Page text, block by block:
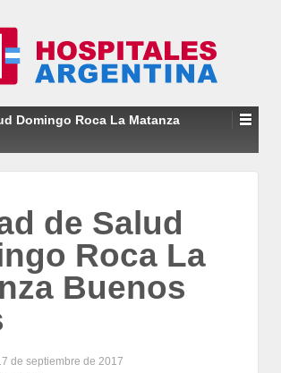
Domingo Roca La Matanza
de Salud
Roca La
Buenos
de septiembre de 2017